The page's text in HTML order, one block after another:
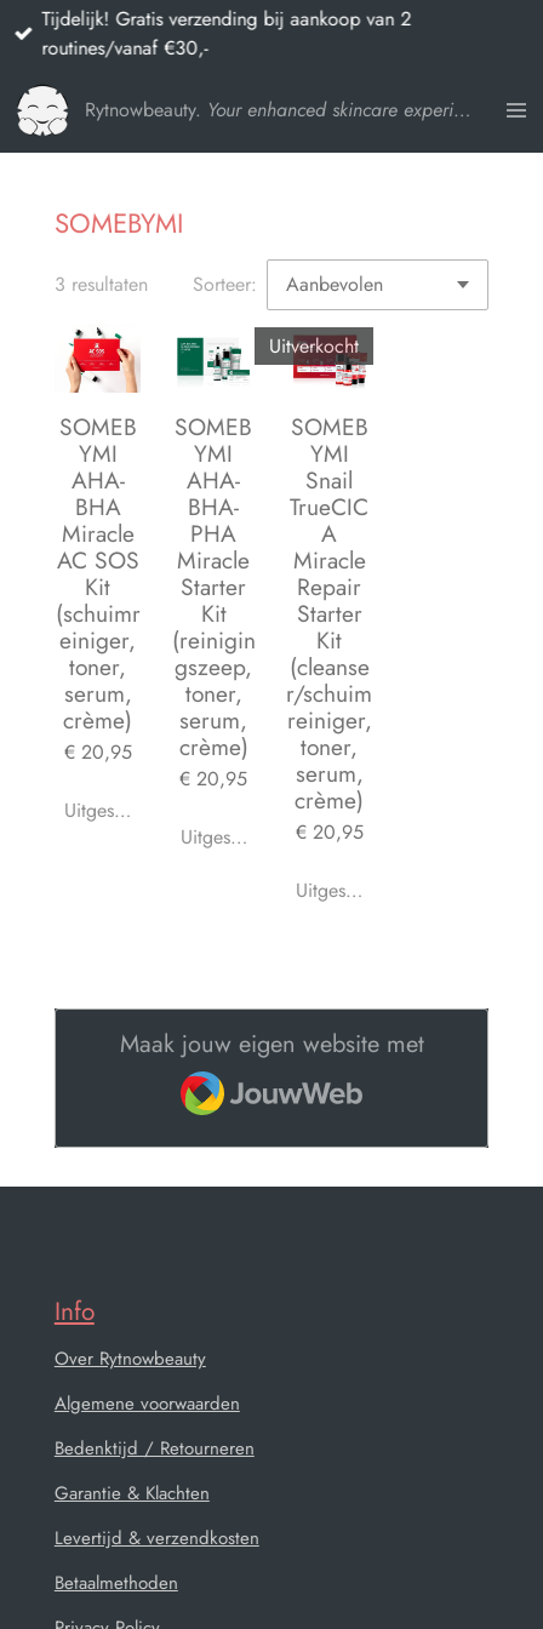
Ga
direct
naar
de
hoofdinhoud
Rytnowbeauty. Your enhanced skincare experience
Tijdelijk! Gratis verzending bij aankoop van 2
routines/vanaf €30,-
SOMEBYMI
3 resultaten Sorteer:
SOMEB
YMI
AHA-
BHA
Miracle
AC SOS
Kit
(schuimr
einiger,
toner,
serum,
crème)
€ 20,95
Uitgeschakeld
SOMEB
YMI
AHA-
BHA-
PHA
Miracle
Starter
Kit
(reinigin
gszeep,
toner,
serum,
crème)
€ 20,95
Uitgeschakeld
Uitverkocht
SOMEB
YMI
Snail
TrueCIC
A
Miracle
Repair
Starter
Kit
(cleanse
r/schuim
reiniger,
toner,
serum,
crème)
€ 20,95
Uitgeschakeld
Maak jouw eigen website met
JouwWeb
Info
Over Rytnowbeauty
Algemene voorwaarden
Bedenktijd / Retourneren
Garantie & Klachten
Levertijd & verzendkosten
Betaalmethoden